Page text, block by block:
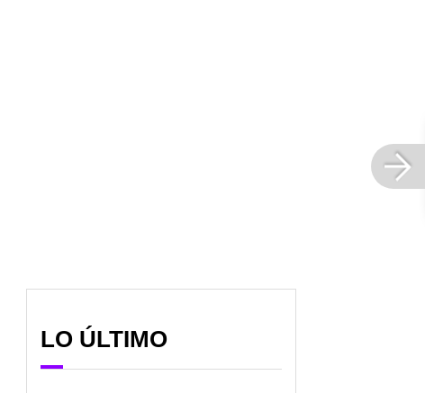
LO ÚLTIMO